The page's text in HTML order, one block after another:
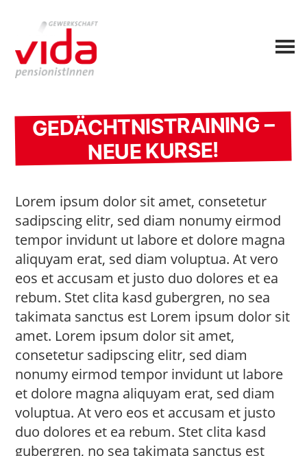
GEDÄCHTNISTRAINING –
NEUE KURSE!
Lorem ipsum dolor sit amet, consetetur
sadipscing elitr, sed diam nonumy eirmod
tempor invidunt ut labore et dolore magna
aliquyam erat, sed diam voluptua. At vero
eos et accusam et justo duo dolores et ea
rebum. Stet clita kasd gubergren, no sea
takimata sanctus est Lorem ipsum dolor sit
amet. Lorem ipsum dolor sit amet,
consetetur sadipscing elitr, sed diam
nonumy eirmod tempor invidunt ut labore
et dolore magna aliquyam erat, sed diam
voluptua. At vero eos et accusam et justo
duo dolores et ea rebum. Stet clita kasd
gubergren, no sea takimata sanctus est